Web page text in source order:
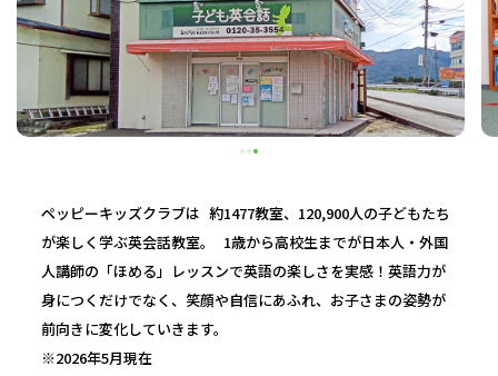
ペッピーキッズクラブは 約1477教室、120,900人の子どもたち
が楽しく学ぶ英会話教室。 1歳から高校生までが日本人・外国
人講師の「ほめる」レッスンで英語の楽しさを実感！英語力が
身につくだけでなく、笑顔や自信にあふれ、お子さまの姿勢が
前向きに変化していきます。
※2026年5月現在